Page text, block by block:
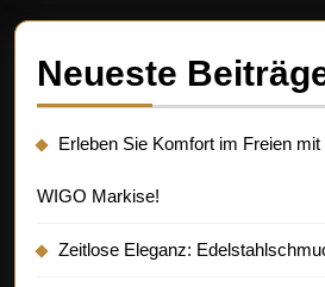
Neueste
Erleben Sie Komfort im Freien
WIGO Markise!
Zeitlose Eleganz: